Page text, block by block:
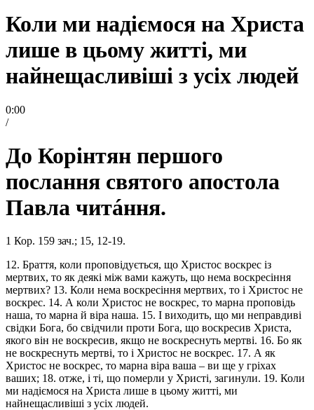
Коли ми надіємося на Христа
лише в цьому житті, ми
найнещасливіші з усіх людей
0:00
/
До Корінтян першого
послання святого апостола
Павла читáння.
1 Кор. 159 зач.; 15, 12-19.
12. Браття, коли проповідується, що Христос воскрес із
мертвих, то як деякі між вами кажуть, що нема воскресіння
мертвих? 13. Коли нема воскресіння мертвих, то і Христос не
воскрес. 14. А коли Христос не воскрес, то марна проповідь
наша, то марна й віра наша. 15. І виходить, що ми неправдиві
свідки Бога, бо свідчили проти Бога, що воскресив Христа,
якого він не воскресив, якщо не воскреснуть мертві. 16. Бо як
не воскреснуть мертві, то і Христос не воскрес. 17. А як
Христос не воскрес, то марна віра ваша – ви ще у гріхах
ваших; 18. отже, і ті, що померли у Христі, загинули. 19. Коли
ми надіємося на Христа лише в цьому житті, ми
найнещасливіші з усіх людей.